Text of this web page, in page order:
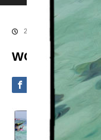
2020.09.4
WOWL2808big